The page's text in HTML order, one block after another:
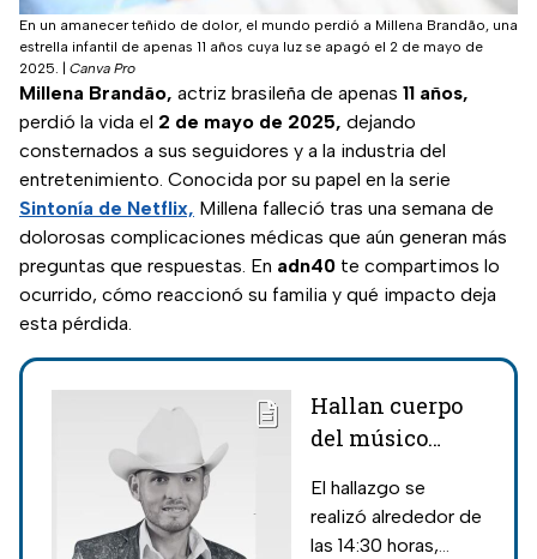
En un amanecer teñido de dolor, el mundo perdió a Millena Brandão, una
estrella infantil de apenas 11 años cuya luz se apagó el 2 de mayo de
2025.
Canva Pro
Millena Brandão, actriz brasileña de apenas 11 años,
perdió la vida el 2 de mayo de 2025, dejando
consternados a sus seguidores y a la industria del
entretenimiento. Conocida por su papel en la serie
Sintonía de Netflix, Millena falleció tras una semana de
dolorosas complicaciones médicas que aún generan más
preguntas que respuestas. En adn40 te compartimos lo
ocurrido, cómo reaccionó su familia y qué impacto deja
esta pérdida.
Hallan cuerpo
del músico
Zárate en fosa
clandestina de
El hallazgo se
realizó alrededor de
las 14:30 horas,